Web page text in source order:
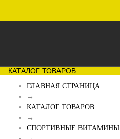
КАТАЛОГ ТОВАРОВ
ГЛАВНАЯ СТРАНИЦА
→
КАТАЛОГ ТОВАРОВ
→
СПОРТИВНЫЕ ВИТАМИНЫ